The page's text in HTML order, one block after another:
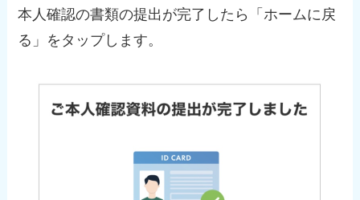
本人確認の書類の提出が完了したら「ホームに戻
る」をタップします。